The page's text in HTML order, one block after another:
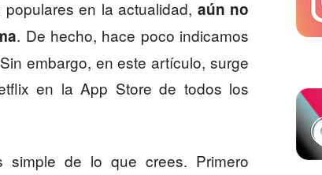
en la actualidad, aún no
. De hecho, hace poco indicamos
embargo, en este artículo, surge
en la App Store de todos los
simple de lo que crees. Primero